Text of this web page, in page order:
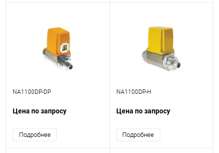
NA1100DP-DP
Цена по запросу
Подробнее
NA1100DP-H
Цена по запросу
Подробнее